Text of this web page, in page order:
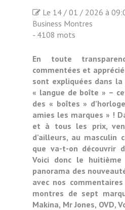
Le 14 / 01 / 2026 à
Business Montres
- 4108 mots
En toute
commentées et
sont expliquées dans
« langue de boîte » –
des « boîtes »
amies les marques » !
et à tous les prix,
d’ailleurs, au masculin
que va-t-on découvrir
Voici donc le
panorama des
avec nos
montres de sept
Makina, Mr Jones, OVD,